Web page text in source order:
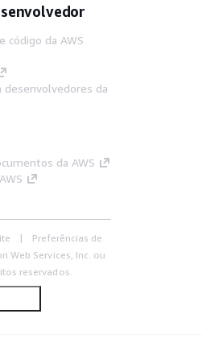
código da AWS
da
da AWS
Preferências de
Web Services, Inc. ou
reservados.